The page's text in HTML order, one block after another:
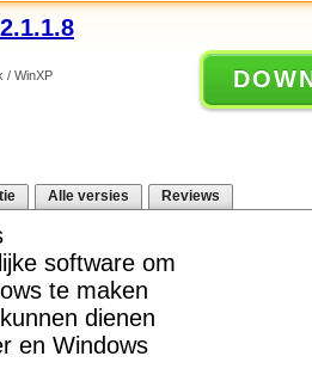
/ WinXP
Alle versies Reviews
software om
te maken
dienen
en Windows